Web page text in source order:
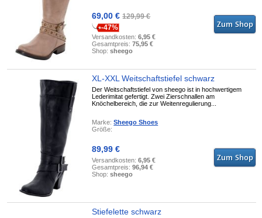
69,00 €129,99 €
-47%
Versandkosten:6,95 €
Gesamtpreis:75,95 €
Shop:sheego
XL-XXL Weitschaftstiefel schwarz
Der Weitschaftstiefel von sheego ist in hochwertigem
Lederimitat gefertigt. Zwei Zierschnallen am
Knöchelbereich, die zur Weitenregulierung...
Marke:Sheego Shoes
Größe:
89,99 €
Versandkosten:6,95 €
Gesamtpreis:96,94 €
Shop:sheego
Stiefelette schwarz